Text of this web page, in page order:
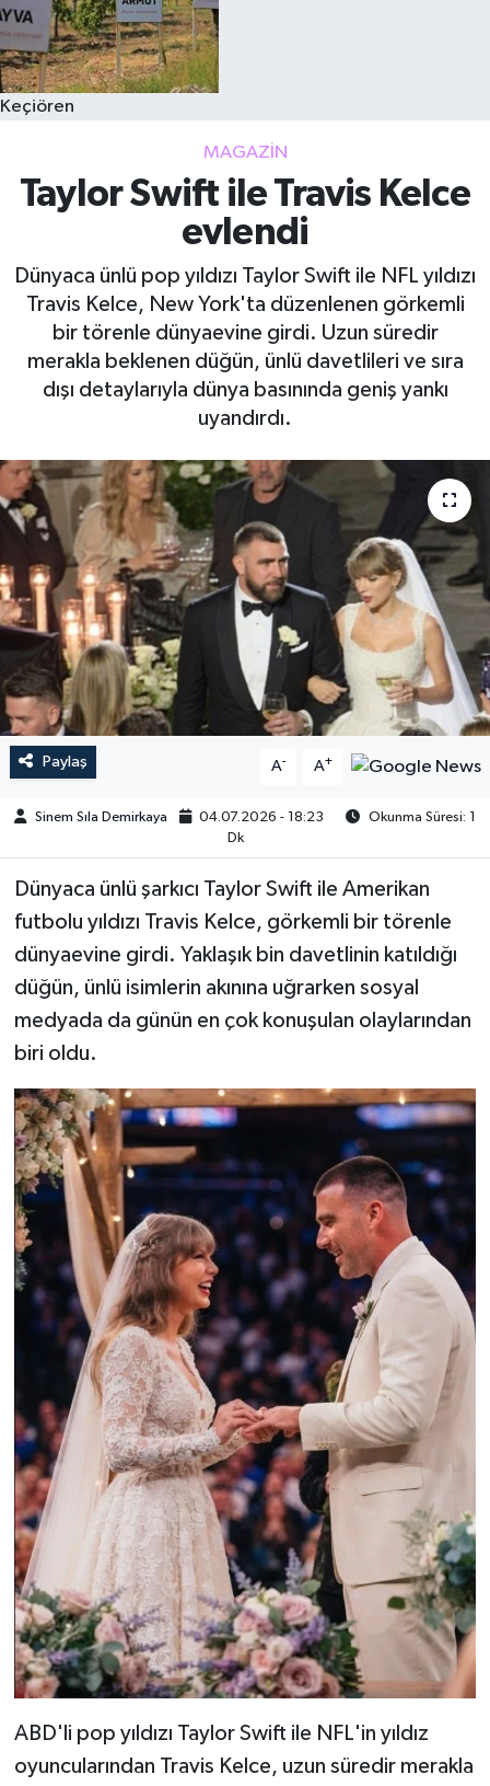
Keçiören
MAGAZIN
Taylor Swift ile Travis Kelce
evlendi
Dünyaca ünlü pop yıldızı Taylor Swift ile NFL yıldızı
Travis Kelce, New York'ta düzenlenen görkemli
bir törenle dünyaevine girdi. Uzun süredir
merakla beklenen düğün, ünlü davetlileri ve sıra
dışı detaylarıyla dünya basınında geniş yankı
uyandırdı.
Paylaş A- A+
Sinem Sıla Demirkaya 04.07.2026 - 18:23
Okunma Süresi: 1
Dk
Dünyaca ünlü şarkıcı Taylor Swift ile Amerikan
futbolu yıldızı Travis Kelce, görkemli bir törenle
dünyaevine girdi. Yaklaşık bin davetlinin katıldığı
düğün, ünlü isimlerin akınına uğrarken sosyal
medyada da günün en çok konuşulan olaylarından
biri oldu.
ABD'li pop yıldızı Taylor Swift ile NFL'in yıldız
oyuncularından Travis Kelce, uzun süredir merakla